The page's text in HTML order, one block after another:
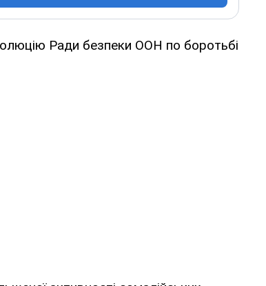
Ради безпеки ООН по боротьбі